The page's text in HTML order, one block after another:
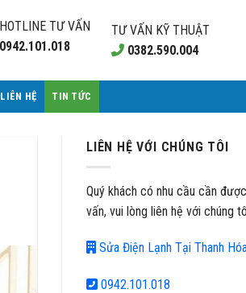
HOTLINE TƯ VẤN
0942.101.018
TƯ VẤN KỸ THUẬT
0382.590.004
LIÊN HỆ TIN TỨC
LIÊN HỆ VỚI CHÚNG TÔI
Quý khách có nhu cầu cần
vấn, vui lòng liên hệ với chúng
Sửa Điện Lạnh Tại Thanh
0942.101.018